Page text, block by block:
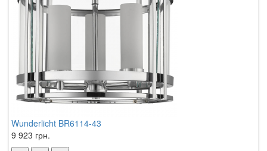
Wunderlicht BR6114-43
9 923 грн.